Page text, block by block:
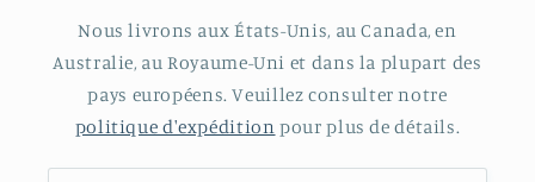
Nous livrons aux États-Unis, au Canada, en
Australie, au Royaume-Uni et dans la plupart des
pays européens. Veuillez consulter notre
politique d'expédition pour plus de détails.